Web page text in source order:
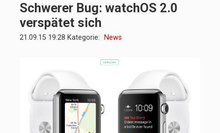
Schwerer Bug: watchOS 2.0
verspätet sich
21.09.15 19:28 Kategorie: News